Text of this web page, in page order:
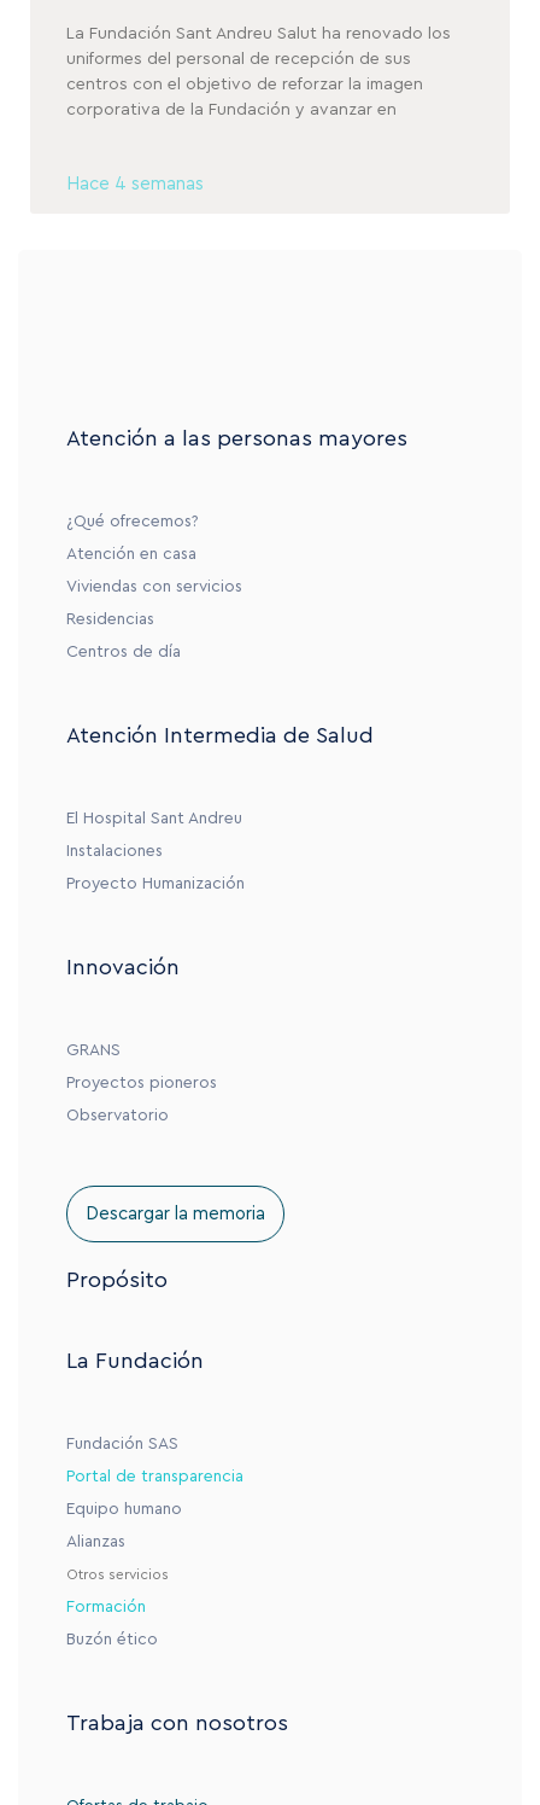
La Fundación Sant Andreu Salut ha renovado los
uniformes del personal de recepción de sus
centros con el objetivo de reforzar la imagen
corporativa de la Fundación y avanzar en
Hace 4 semanas
Atención a las personas mayores
¿Qué ofrecemos?
Atención en casa
Viviendas con servicios
Residencias
Centros de día
Atención Intermedia de Salud
El Hospital Sant Andreu
Instalaciones
Proyecto Humanización
Innovación
GRANS
Proyectos pioneros
Observatorio
Descargar la memoria
Propósito
La Fundación
Fundación SAS
Portal de transparencia
Equipo humano
Alianzas
Otros servicios
Formación
Buzón ético
Trabaja con nosotros